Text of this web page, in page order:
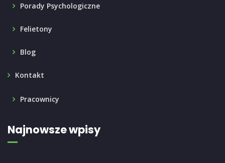
Porady Psychologiczne
Felietony
Blog
Kontakt
Pracownicy
Najnowsze wpisy